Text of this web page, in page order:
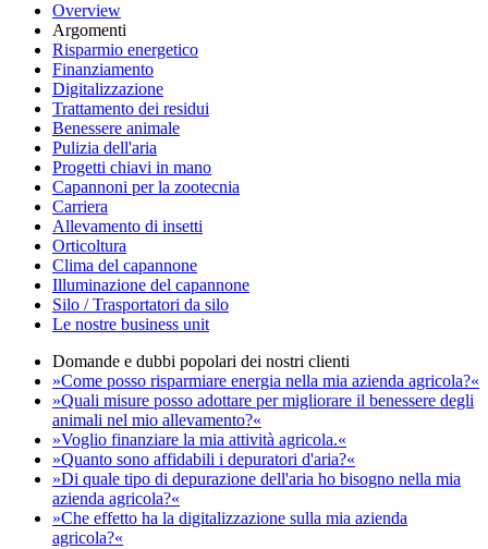
Overview
Argomenti
Risparmio energetico
Finanziamento
Digitalizzazione
Trattamento dei residui
Benessere animale
Pulizia dell'aria
Progetti chiavi in mano
Capannoni per la zootecnia
Carriera
Allevamento di insetti
Orticoltura
Clima del capannone
Illuminazione del capannone
Silo / Trasportatori da silo
Le nostre business unit
Domande e dubbi popolari dei nostri clienti
»Come posso risparmiare energia nella mia azienda agricola?«
»Quali misure posso adottare per migliorare il benessere degli
animali nel mio allevamento?«
»Voglio finanziare la mia attività agricola.«
»Quanto sono affidabili i depuratori d'aria?«
»Di quale tipo di depurazione dell'aria ho bisogno nella mia
azienda agricola?«
»Che effetto ha la digitalizzazione sulla mia azienda
agricola?«